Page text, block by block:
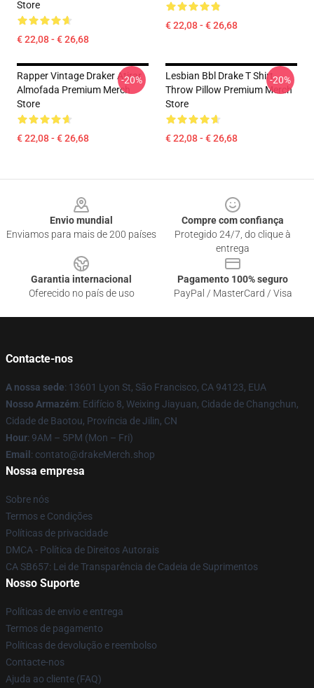
Store
€ 22,08 - € 26,68
€ 22,08 - € 26,68
Rapper Vintage Draker Atirar
Almofada Premium Merch
Store
€ 22,08 - € 26,68
-20%
Lesbian Bbl Drake T Shirt
Throw Pillow Premium Merch
Store
€ 22,08 - € 26,68
-20%
Envio mundial
Enviamos para mais de 200 países
Compre com confiança
Protegido 24/7, do clique à
entrega
Garantia internacional
Oferecido no país de uso
Pagamento 100% seguro
PayPal / MasterCard / Visa
Contacte-nos
A nossa sede: 13601 Lyon St, São Francisco, CA 94123, EUA
Nosso Armazém: Edifício 8, Weixing Jiayuan, Cidade de Changchun,
Cidade de Baotou, Província de Jilin, CN
Hour: 9AM – 5PM (Mon – Fri)
Email : contato@drakeMerch.shop
Nossa empresa
Sobre nós
Termos e Condições
Políticas de privacidade
DMCA - Política de Direitos Autorais
CA SB657: Lei de Transparência de Cadeia de Suprimentos
Nosso Suporte
Políticas de envio e entrega
Termos de pagamento
Políticas de devolução e reembolso
Contacte-nos
Ajuda ao cliente (FAQ)